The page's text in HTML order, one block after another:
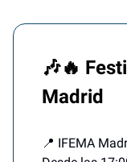
🎶🔥
Madrid
📍 IFEMA